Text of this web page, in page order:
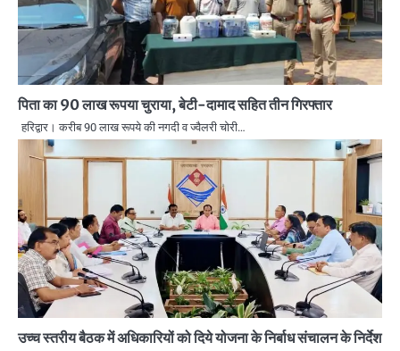
पिता का 90 लाख रूपया चुराया, बेटी-दामाद सहित तीन गिरफ्तार
हरिद्वार। करीब 90 लाख रूपये की नगदी व ज्वैलरी चोरी…
उच्च स्तरीय बैठक में अधिकारियों को दिये योजना के निर्बाध संचालन के निर्देश